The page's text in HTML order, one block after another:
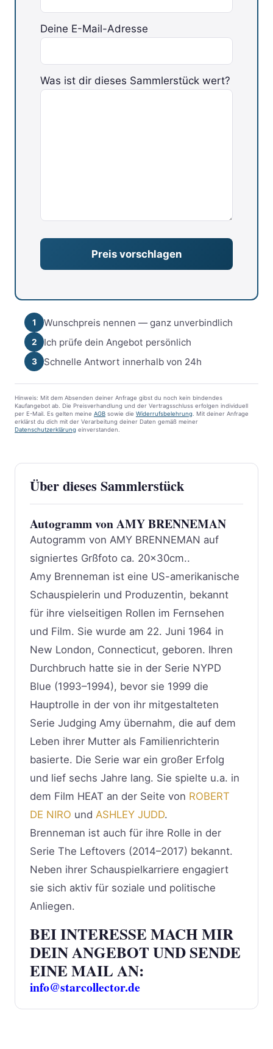
Deine E-Mail-Adresse
Bitte lasse dieses Feld leer.
Was ist dir dieses Sammlerstück wert?
1 Wunschpreis nennen — ganz unverbindlich
2 Ich prüfe dein Angebot persönlich
3 Schnelle Antwort innerhalb von 24h
Hinweis: Mit dem Absenden deiner Anfrage gibst du noch kein bindendes
Kaufangebot ab. Die Preisverhandlung und der Vertragsschluss erfolgen individuell
per E-Mail. Es gelten meine AGB sowie die Widerrufsbelehrung . Mit deiner Anfrage
erklärst du dich mit der Verarbeitung deiner Daten gemäß meiner
Datenschutzerklärung einverstanden.
Über dieses Sammlerstück
Autogramm von AMY BRENNEMAN
Autogramm von AMY BRENNEMAN auf
signiertes Grßfoto ca. 20x30cm..
Amy Brenneman ist eine US-amerikanische
Schauspielerin und Produzentin, bekannt
für ihre vielseitigen Rollen im Fernsehen
und Film. Sie wurde am 22. Juni 1964 in
New London, Connecticut, geboren. Ihren
Durchbruch hatte sie in der Serie NYPD
Blue (1993–1994), bevor sie 1999 die
Hauptrolle in der von ihr mitgestalteten
Serie Judging Amy übernahm, die auf dem
Leben ihrer Mutter als Familienrichterin
basierte. Die Serie war ein großer Erfolg
und lief sechs Jahre lang. Sie spielte u.a. in
dem Film HEAT an der Seite von ROBERT
DE NIRO und ASHLEY JUDD.
Brenneman ist auch für ihre Rolle in der
Serie The Leftovers (2014–2017) bekannt.
Neben ihrer Schauspielkarriere engagiert
sie sich aktiv für soziale und politische
Anliegen.
BEI INTERESSE MACH MIR
DEIN ANGEBOT UND SENDE
EINE MAIL AN:
info@starcollector.de